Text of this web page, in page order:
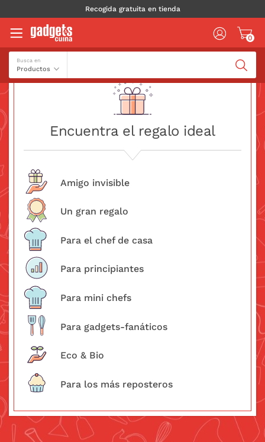
Recogida gratuita en tienda
Busca en
0
Encuentra el regalo ideal
Amigo invisible
Un gran regalo
Para el chef de casa
Para principiantes
Para mini chefs
Para gadgets-fanáticos
Eco & Bio
Para los más reposteros